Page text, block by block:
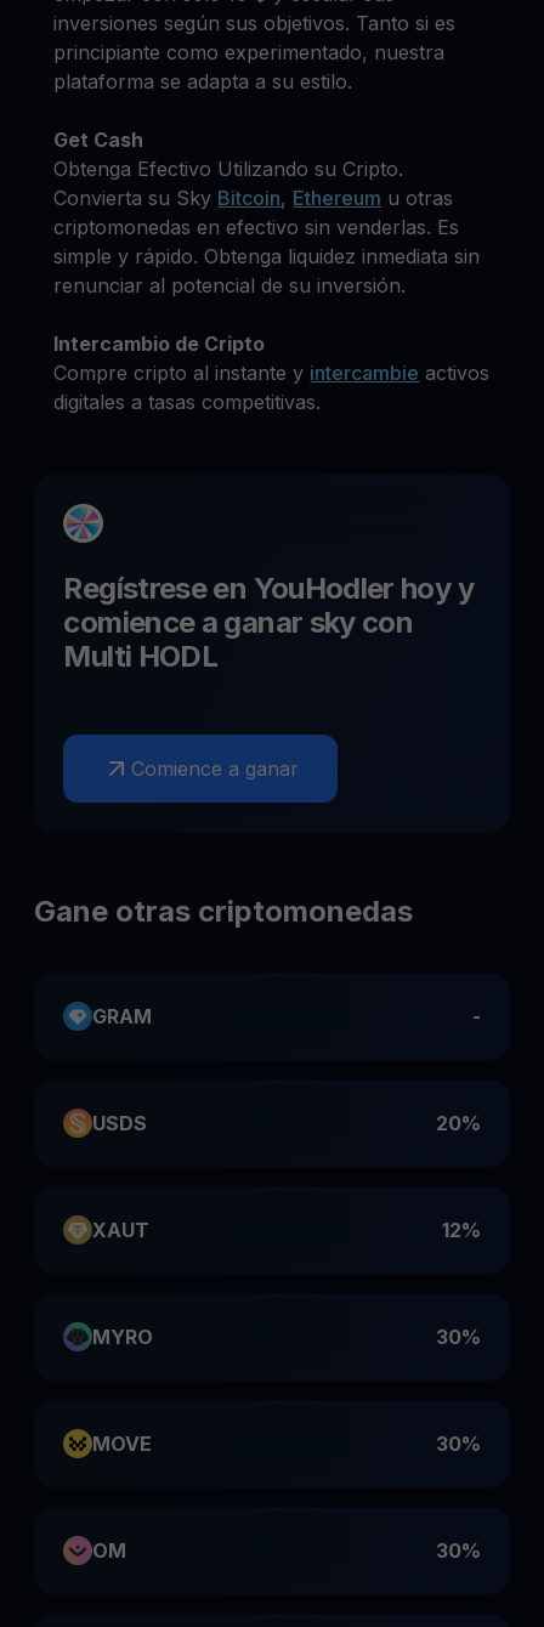
inversiones según sus objetivos. Tanto si es
principiante como experimentado, nuestra
plataforma se adapta a su estilo.
Get Cash
Obtenga Efectivo Utilizando su Cripto.
Convierta su Sky Bitcoin, Ethereum u otras
criptomonedas en efectivo sin venderlas. Es
simple y rápido. Obtenga liquidez inmediata sin
renunciar al potencial de su inversión.
Intercambio de Cripto
Compre cripto al instante y intercambie activos
digitales a tasas competitivas.
Regístrese en YouHodler hoy y
comience a ganar sky con
Multi HODL
Comience a ganar
Gane otras criptomonedas
GRAM -
USDS 20%
XAUT 12%
MYRO 30%
MOVE 30%
OM 30%